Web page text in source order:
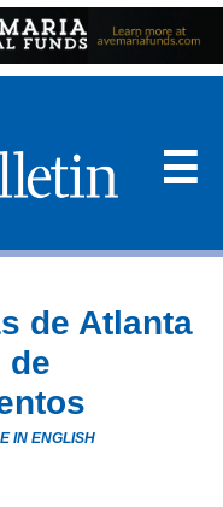
☰
de Atlanta
de
IN ENGLISH